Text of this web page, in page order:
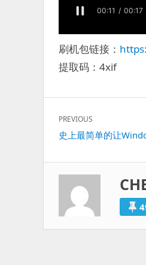
刷机包链接：
提取码：4xif
文
章
导
航
PREVIOUS
Previous
史上最简单的让